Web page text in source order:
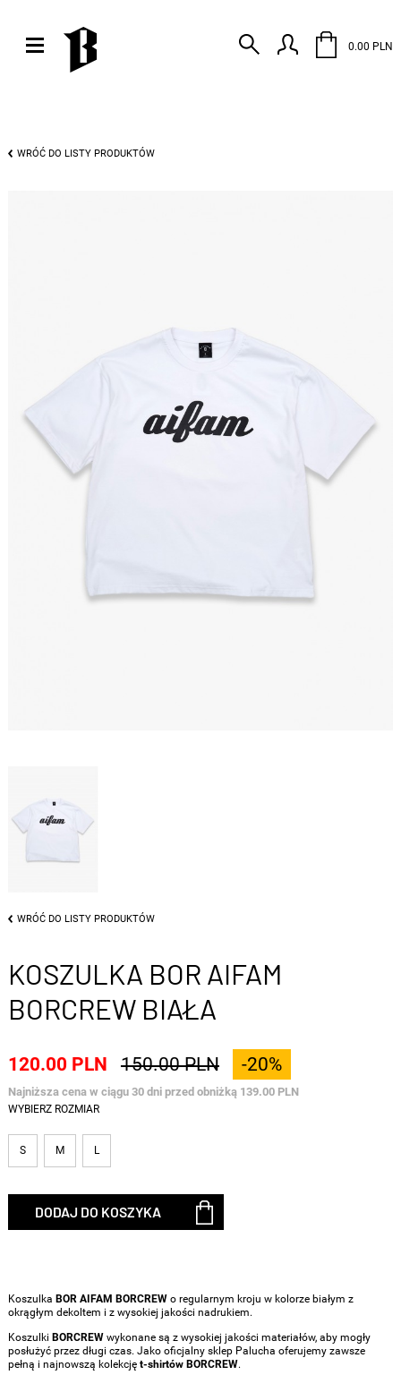
0.00 PLN
WRÓĆ DO LISTY PRODUKTÓW
WRÓĆ DO LISTY PRODUKTÓW
KOSZULKA BOR AIFAM
BORCREW BIAŁA
120.00 PLN 150.00 PLN -20%
Najniższa cena w ciągu 30 dni przed obniżką 139.00 PLN
WYBIERZ ROZMIAR
S M L
DODAJ DO KOSZYKA
Koszulka BOR AIFAM BORCREW o regularnym kroju w kolorze białym z
okrągłym dekoltem i z wysokiej jakości nadrukiem.
Koszulki BORCREWwykonane są z wysokiej jakości materiałów, aby mogły
posłużyć przez długi czas. Jako oficjalny sklep Palucha oferujemy zawsze
pełną i najnowszą kolekcję t-shirtów BORCREW.